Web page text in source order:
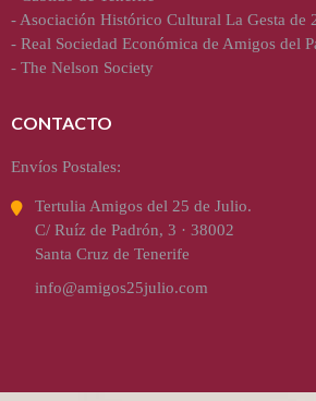
-Asociación Histórico Cultural La Gesta de
- Real Sociedad Económica de Amigos del
- The Nelson Society
CONTACTO
Envíos Postales:
Tertulia Amigos del 25 de Julio.
C/ Ruíz de Padrón, 3 · 38002
Santa Cruz de Tenerife
info@amigos25julio.com